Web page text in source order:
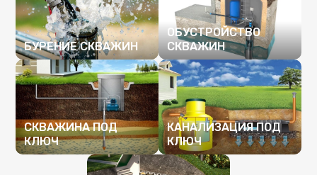
БУРЕНИЕ СКВАЖИН
ПОДРОБНЕЕ
ОБУСТРОЙСТВО
СКВАЖИН
ПОДРОБНЕЕ
СКВАЖИНА ПОД
КЛЮЧ
ПОДРОБНЕЕ
КАНАЛИЗАЦИЯ ПОД
КЛЮЧ
ПОДРОБНЕЕ